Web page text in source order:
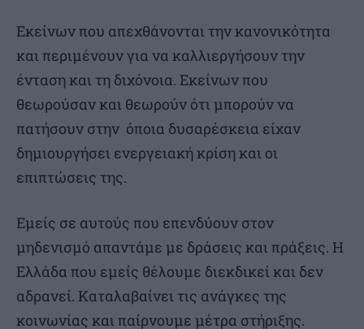
Εκείνων που απεχθάνονται την κανονικότητα
και περιμένουν για να καλλιεργήσουν την
ένταση και τη διχόνοια. Εκείνων που
θεωρούσαν και θεωρούν ότι μπορούν να
πατήσουν στην όποια δυσαρέσκεια είχαν
δημιουργήσει ενεργειακή κρίση και οι
επιπτώσεις της.
Εμείς σε αυτούς που επενδύουν στον
μηδενισμό απαντάμε με δράσεις και πράξεις. Η
Ελλάδα που εμείς θέλουμε διεκδικεί και δεν
αδρανεί. Καταλαβαίνει τις ανάγκες της
κοινωνίας και παίρνουμε μέτρα στήριξης.